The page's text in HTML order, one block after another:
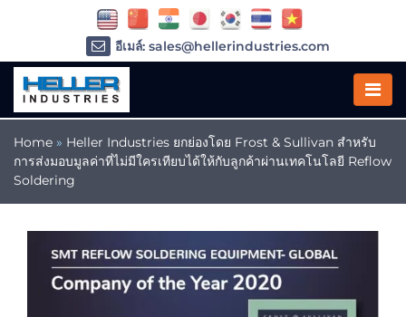
Home » Heller Industries ยกย่องโดย Frost & Sullivan สำหรับ
การส่งมอบมูลค่าที่ไม่มีใครเทียบได้ให้กับลูกค้าผ่านเทคโนโลยี Reflow
Soldering
อีเมล์: sales@hellerindustries.com
อีเมล์: service@hellerindustries.com
โทรศัพท์ :